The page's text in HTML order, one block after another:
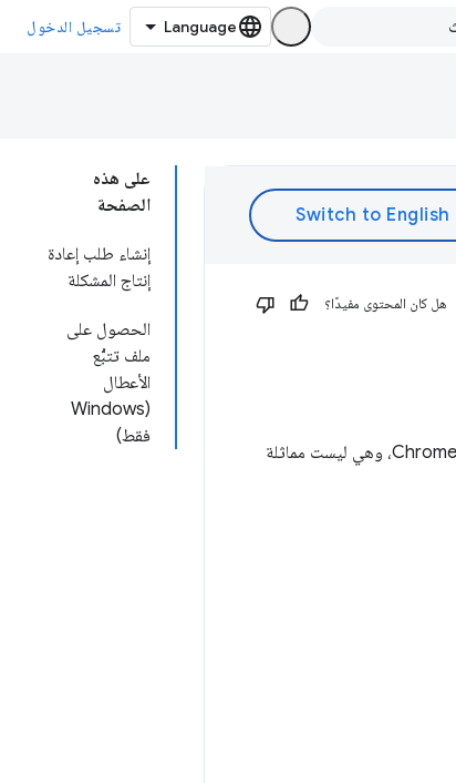
تسجيل الدخول
على هذه
الصفحة
إنشاء طلب إعادة
إنتاج المشكلة
الحصول على
ملف تتبُّع
الأعطال
(Windows
فقط)
هل كان المحتوى مفيدًا؟
لتشخيص أعطال ChromeDriver وإصلاحها، لديك بعض الخيارات. لا ينطبق ذلك إلا على أعطال ChromeDriver، وهي ليست مماثلة